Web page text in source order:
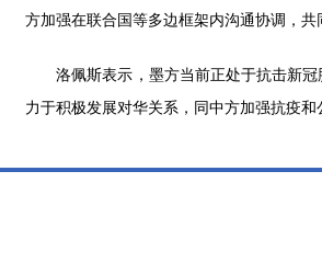
方加强在联合国等多边框架内沟通协调，
洛佩斯表示，墨方当前正处于抗击新冠
力于积极发展对华关系，同中方加强抗疫